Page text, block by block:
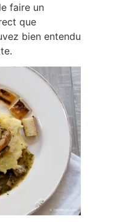
faire un
que
bien entendu